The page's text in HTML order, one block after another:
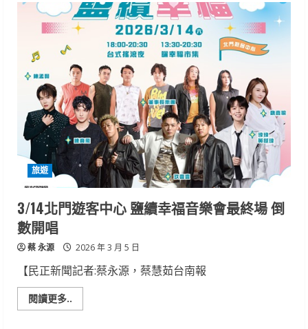
東
海
生
館
主
題
活
動
「海
洋
魔
法
派
對」
以
「看
似
魔
法，
實
為
智
旅遊
3/14北門遊客中心 鹽續幸福音樂會最終場 倒
數開唱
蔡 永源 2026 年 3 月 5 日
【民正新聞記者:蔡永源，蔡慧茹台南報
閱讀更多..
more